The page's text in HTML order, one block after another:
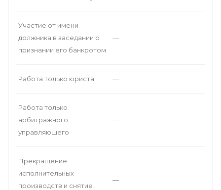
Участие от имени
должника в заседании о
признании его банкротом
—
Работа только юриста —
Работа только
арбитражного
управляющего
—
Прекращение
исполнительных
производств и снятие
—